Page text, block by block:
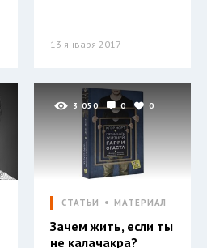
13 января 2017
3 050 0 0
СТАТЬИ МАТЕРИАЛ
Зачем жить, если ты
не калачакра?